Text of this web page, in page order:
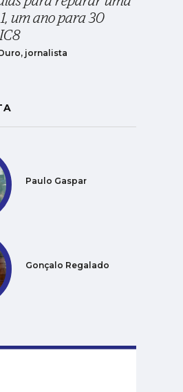
um ano para 30
jornalista
Paulo Gaspar
Gonçalo Regalado